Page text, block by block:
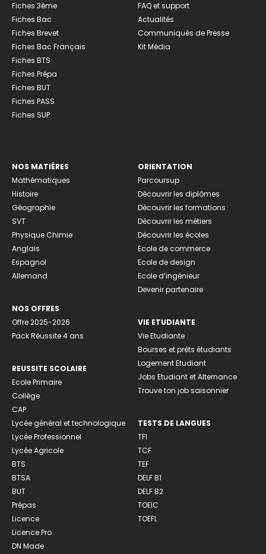
Fiches 3ème
Fiches Bac
Fiches Brevet
Fiches Bac Français
Fiches BTS
Fiches Prépa
Fiches BUT
Fiches PASS
Fiches SUP
FAQ et support
Actualités
Communiqués de Presse
Kit Média
NOS MATIÈRES
Mathématiques
Histoire
Géographie
SVT
Physique Chimie
Anglais
Espagnol
Allemand
NOS OFFRES
Offre 2025-2026
Pack Réussite 4 ans
REUSSITE SCOLAIRE
Ecole Primaire
Collège
CAP
Lycée général et technologique
Lycée Professionnel
Lycée Agricole
BTS
BTSA
BUT
Prépas
Licence
Licence Pro
DN Made
ORIENTATION
Parcoursup
Découvrir les diplômes
Découvrir les formations
Découvrir les métiers
Découvrir les écoles
Ecole de commerce
Ecole de design
Ecole d’ingénieur
Devenir partenaire
VIE ETUDIANTE
Vie Etudiante
Bourses et prêts étudiants
Logement Etudiant
Jobs Etudiant et Alternance
Trouve ton job saisonnier
TESTS DE LANGUES
TFI
TCF
TEF
DELF B1
DELF B2
TOEIC
TOEFL